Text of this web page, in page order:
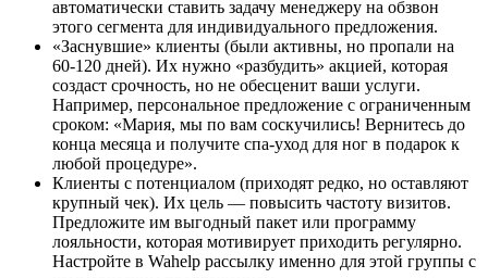
автоматически ставить задачу менеджеру на обзвон
этого сегмента для индивидуального предложения.
«Заснувшие» клиенты (были активны, но пропали на
60-120 дней). Их нужно «разбудить» акцией, которая
создаст срочность, но не обесценит ваши услуги.
Например, персональное предложение с ограниченным
сроком: «Мария, мы по вам соскучились! Вернитесь до
конца месяца и получите спа-уход для ног в подарок к
любой процедуре».
Клиенты с потенциалом (приходят редко, но оставляют
крупный чек). Их цель — повысить частоту визитов.
Предложите им выгодный пакет или программу
лояльности, которая мотивирует приходить регулярно.
Настройте в Wahelp рассылку именно для этой группы с